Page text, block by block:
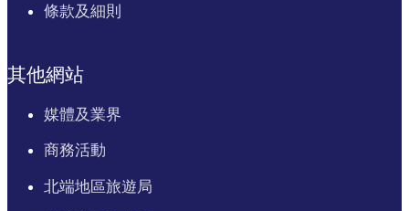
條款及細則
其他網站
媒體及業界
商務活動
北端地區旅遊局